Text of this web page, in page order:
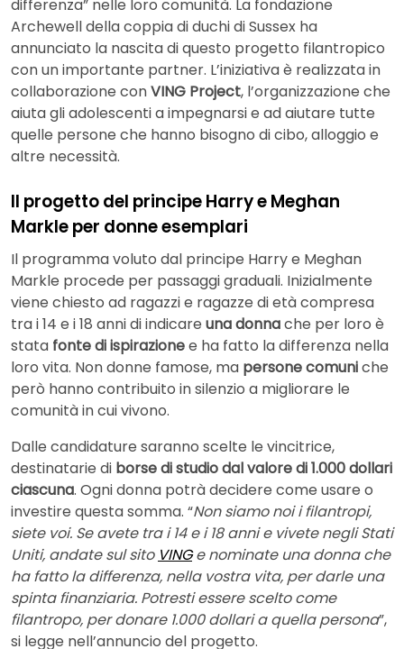
differenza” nelle loro comunità. La fondazione
Archewell della coppia di duchi di Sussex ha
annunciato la nascita di questo progetto filantropico
con un importante partner. L’iniziativa è realizzata in
collaborazione conVING Project, l’organizzazione che
aiuta gli adolescenti a impegnarsi e ad aiutare tutte
quelle persone che hanno bisogno di cibo, alloggio e
altre necessità.
Il progetto del principe Harry e Meghan
Markle per donne esemplari
Il programma voluto dal principe Harry e Meghan
Markle procede per passaggi graduali. Inizialmente
viene chiesto ad ragazzi e ragazze di età compresa
tra i 14 e i 18 anni di indicare una donnache per loro è
stata fonte di ispirazionee ha fatto la differenza nella
loro vita. Non donne famose, ma persone comuniche
però hanno contribuito in silenzio a migliorare le
comunità in cui vivono.
Dalle candidature saranno scelte le vincitrice,
destinatarie di borse di studio dal valore di 1.000 dollari
ciascuna. Ogni donna potrà decidere come usare o
investire questa somma. “Non siamo noi i filantropi,
siete voi. Se avete tra i 14 e i 18 anni e vivete negli Stati
Uniti, andate sul sito VINGe nominate una donna che
ha fatto la differenza, nella vostra vita, per darle una
spinta finanziaria. Potresti essere scelto come
filantropo, per donare 1.000 dollari a quella persona”,
si legge nell’annuncio del progetto.